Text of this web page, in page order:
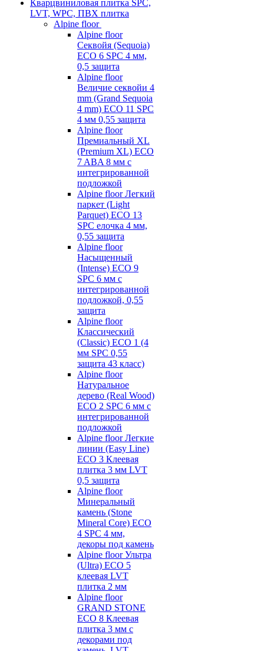
Кварцвиниловая плитка SPC,
LVT, WPC, ПВХ плитка
Alpine floor
Alpine floor
Секвойя (Sequoia)
ECO 6 SPC 4 мм,
0,5 защита
Alpine floor
Величие секвойи 4
mm (Grand Sequoia
4 mm) ECO 11 SPC
4 мм 0,55 защита
Alpine floor
Премиальный XL
(Premium XL) ECO
7 ABA 8 мм с
интегрированной
подложкой
Alpine floor Легкий
паркет (Light
Parquet) ECO 13
SPC елочка 4 мм,
0,55 защита
Alpine floor
Насыщенный
(Intense) ECO 9
SPC 6 мм с
интегрированной
подложкой, 0,55
защита
Alpine floor
Классический
(Classic) ECO 1 (4
мм SPC 0,55
защита 43 класс)
Alpine floor
Натуральное
дерево (Real Wood)
ECO 2 SPC 6 мм с
интегрированной
подложкой
Alpine floor Легкие
линии (Easy Line)
ECO 3 Клеевая
плитка 3 мм LVT
0,5 защита
Alpine floor
Минеральный
камень (Stone
Mineral Core) ECO
4 SPC 4 мм,
декоры под камень
Alpine floor Ультра
(Ultra) ECO 5
клеевая LVT
плитка 2 мм
Alpine floor
GRAND STONE
ECO 8 Клеевая
плитка 3 мм с
декорами под